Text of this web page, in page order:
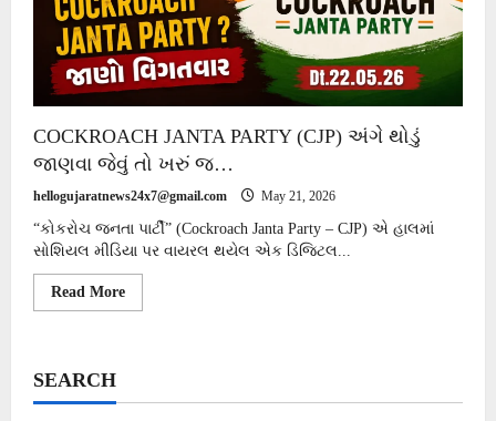
COCKROACH JANTA PARTY (CJP) અંગે થોડું
જાણવા જેવું તો ખરું જ…
hellogujaratnews24x7@gmail.com May 21, 2026
“કોકરોચ જનતા પાર્ટી” (Cockroach Janta Party – CJP) એ હાલમાં
સોશિયલ મીડિયા પર વાયરલ થયેલ એક ડિજિટલ...
Read MoreRead
more
અંગે
SEARCH